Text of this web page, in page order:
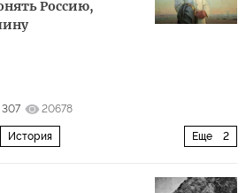
Россию,
307 20678
Еще 2
История